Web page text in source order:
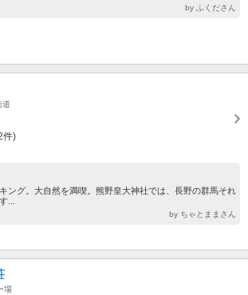
by ふくださん
道
件)
ング。大自然を満喫。熊野皇大神社では、長野の群馬それ
...
by ちゃとままさん
場